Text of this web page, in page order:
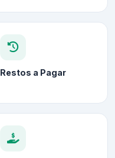
Restos a Pagar